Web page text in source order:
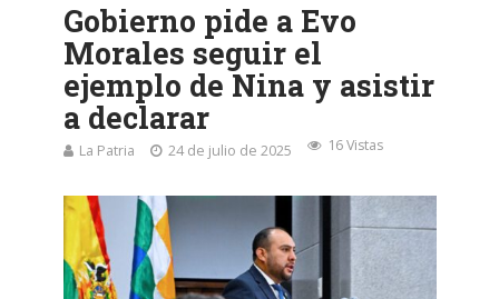
Gobierno pide a Evo
Morales seguir el
ejemplo de Nina y asistir
a declarar
La Patria 24 de julio de 2025 16 Vistas